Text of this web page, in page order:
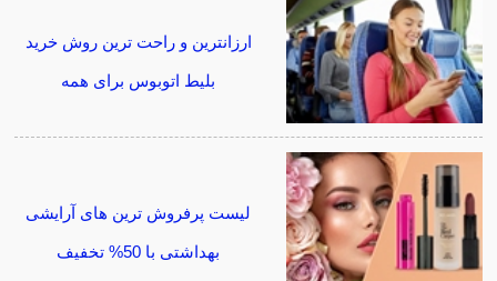
ارزانترین و راحت ترین روش خرید
بلیط اتوبوس برای همه
لیست پرفروش ترین های آرایشی
بهداشتی با 50% تخفیف